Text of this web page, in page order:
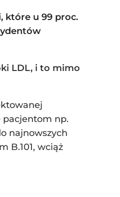
które u 99 proc.
LDL, i to mimo
pacjentom np.
najnowszych
B.101, wciąż